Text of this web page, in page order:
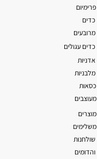
פרימיום
כדים
מרובעים
כדים עגולים
אדניות
מלבניות
כסאות
מעוצבים
מוצרים
משלימים
שולחנות
והדומים